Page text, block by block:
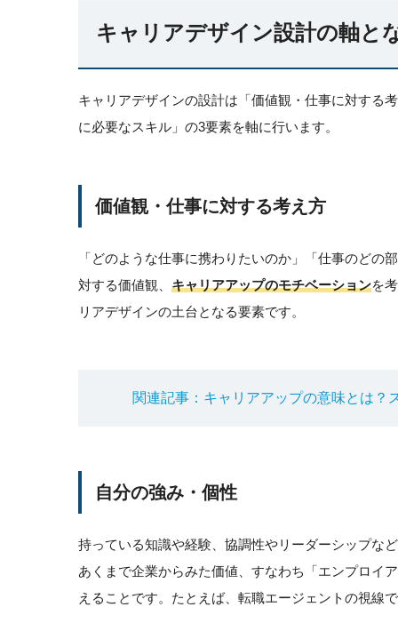
キャリアデザイン設計の軸と
キャリアデザインの設計は「価値観・仕事に対する
に必要なスキル」の3要素を軸に行います。
価値観・仕事に対する考え方
「どのような仕事に携わりたいのか」「仕事のど
対する価値観、 キャリアアップのモチベーションを
リアデザインの土台となる要素です。
関連記事：キャリアアップの意味とは？
自分の強み・個性
持っている知識や経験、協調性やリーダーシップな
あくまで企業からみた価値、すなわち「エンプロイ
えることです。たとえば、転職エージェントの視線